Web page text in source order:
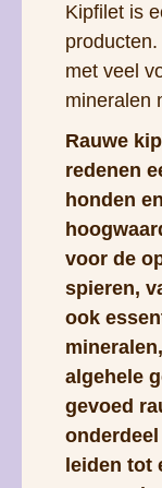
Kipfilet is
met veel
mineralen
Rauwe
redenen
honden
voor de
spieren,
ook
algehele
gevoed
leiden tot